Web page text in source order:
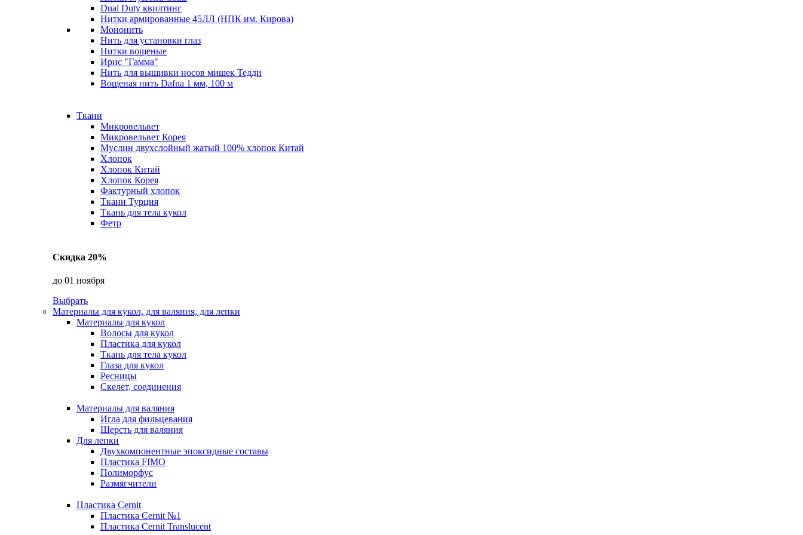
Dual Duty квилтинг
Нитки армированные 45ЛЛ (НПК им. Кирова)
Мононить
Нить для установки глаз
Нитки вощеные
Ирис "Гамма"
Нить для вышивки носов мишек Тедди
Вощеная нить Dafna 1 мм, 100 м
Ткани
Микровельвет
Микровельвет Корея
Муслин двухслойный жатый 100% хлопок Китай
Хлопок
Хлопок Китай
Хлопок Корея
Фактурный хлопок
Ткани Турция
Ткань для тела кукол
Фетр
Скидка 20%
до 01 ноября
Выбрать
Материалы для кукол, для валяния, для лепки
Материалы для кукол
Волосы для кукол
Пластика для кукол
Ткань для тела кукол
Глаза для кукол
Ресницы
Скелет, соединения
Материалы для валяния
Игла для фильцевания
Шерсть для валяния
Для лепки
Двухкомпонентные эпоксидные составы
Пластика FIMO
Полиморфус
Размягчители
Пластика Cernit
Пластика Cernit №1
Пластика Cernit Translucent